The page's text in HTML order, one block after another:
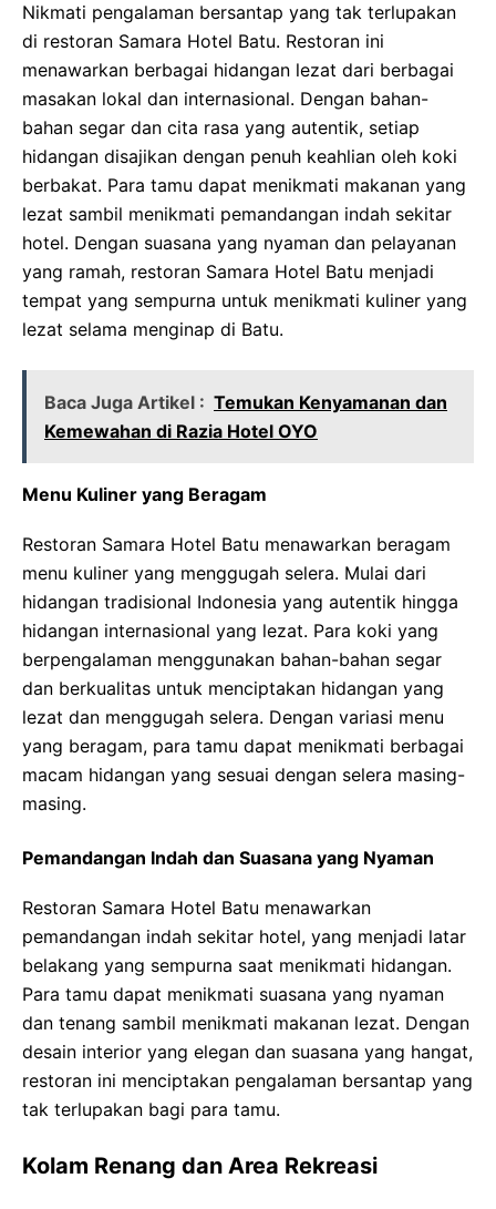
Nikmati pengalaman bersantap yang tak terlupakan
di restoran Samara Hotel Batu. Restoran ini
menawarkan berbagai hidangan lezat dari berbagai
masakan lokal dan internasional. Dengan bahan-
bahan segar dan cita rasa yang autentik, setiap
hidangan disajikan dengan penuh keahlian oleh koki
berbakat. Para tamu dapat menikmati makanan yang
lezat sambil menikmati pemandangan indah sekitar
hotel. Dengan suasana yang nyaman dan pelayanan
yang ramah, restoran Samara Hotel Batu menjadi
tempat yang sempurna untuk menikmati kuliner yang
lezat selama menginap di Batu.
Baca Juga Artikel : Temukan Kenyamanan dan
Kemewahan di Razia Hotel OYO
Menu Kuliner yang Beragam
Restoran Samara Hotel Batu menawarkan beragam
menu kuliner yang menggugah selera. Mulai dari
hidangan tradisional Indonesia yang autentik hingga
hidangan internasional yang lezat. Para koki yang
berpengalaman menggunakan bahan-bahan segar
dan berkualitas untuk menciptakan hidangan yang
lezat dan menggugah selera. Dengan variasi menu
yang beragam, para tamu dapat menikmati berbagai
macam hidangan yang sesuai dengan selera masing-
masing.
Pemandangan Indah dan Suasana yang Nyaman
Restoran Samara Hotel Batu menawarkan
pemandangan indah sekitar hotel, yang menjadi latar
belakang yang sempurna saat menikmati hidangan.
Para tamu dapat menikmati suasana yang nyaman
dan tenang sambil menikmati makanan lezat. Dengan
desain interior yang elegan dan suasana yang hangat,
restoran ini menciptakan pengalaman bersantap yang
tak terlupakan bagi para tamu.
Kolam Renang dan Area Rekreasi